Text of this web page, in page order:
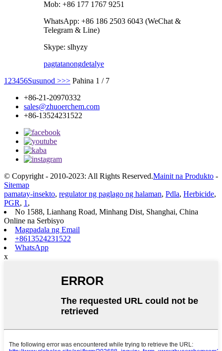
Mob: +86 177 1767 9251
WhatsApp: +86 186 2503 6043 (WeChat &
Telegram & Line)
Skype: slhyzy
pagtatanongdetalye
1 23456Susunod >>> Pahina 1 / 7
+86-21-20970332
sales@zhuoerchem.com
+86-13524231522
© Copyright - 2010-2023: All Rights Reserved.Mainit na Produkto -
Sitemap
pamatay-insekto, regulator ng paglago ng halaman, Pdla, Herbicide,
PGR, 1 ,
No 1588, Lianhang Road, Minhang Dist, Shanghai, China
Online na Serbisyo
Magpadala ng Email
+8613524231522
WhatsApp
x